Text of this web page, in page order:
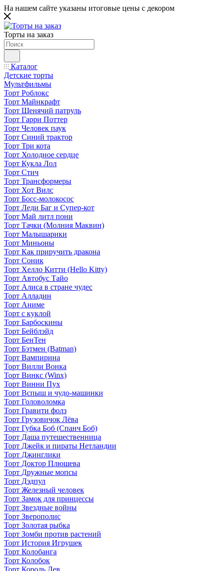
На нашем сайте указаны итоговые цены с декором
Торты на заказ
Каталог
Детские торты
Мультфильмы
Торт Роблокс
Торт Майнкрафт
Торт Щенячий патруль
Торт Гарри Поттер
Торт Человек паук
Торт Синий трактор
Торт Три кота
Торт Холодное сердце
Торт Кукла Лол
Торт Стич
Торт Трансформеры
Торт Хот Вилс
Торт Босс-молокосос
Торт Леди Баг и Супер-кот
Торт Май литл пони
Торт Тачки (Молния Маквин)
Торт Малышарики
Торт Миньоны
Торт Как приручить дракона
Торт Соник
Торт Хелло Китти (Hello Kitty)
Торт Автобус Тайо
Торт Алиса в стране чудес
Торт Алладин
Торт Аниме
Торт с куклой
Торт Барбоскины
Торт Бейблэйд
Торт БенТен
Торт Бэтмен (Batman)
Торт Вампирина
Торт Вилли Вонка
Торт Винкс (Winx)
Торт Винни Пух
Торт Вспыш и чудо-машинки
Торт Головоломка
Торт Гравити фолз
Торт Грузовичок Лёва
Торт Губка Боб (Спанч Боб)
Торт Даша путешественница
Торт Джейк и пираты Нетландии
Торт Джинглики
Торт Доктор Плюшева
Торт Дружные мопсы
Торт Дэдпул
Торт Железный человек
Торт Замок для принцессы
Торт Звездные войны
Торт Зверополис
Торт Золотая рыбка
Торт Зомби против растений
Торт История Игрушек
Торт Колобанга
Торт Колобок
Торт Король Лев